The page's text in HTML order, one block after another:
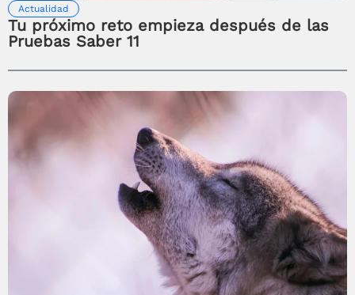
Actualidad
Tu próximo reto empieza después de las
Pruebas Saber 11